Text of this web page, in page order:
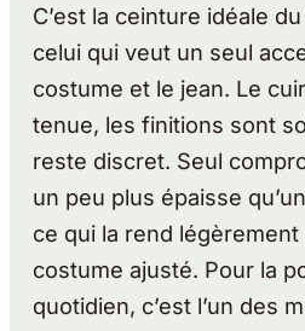
C’est la ceinture idéale
celui qui veut un seul
costume et le jean. Le
tenue, les finitions sont
reste discret. Seul
un peu plus épaisse
ce qui la rend
costume ajusté. Pour la
quotidien, c’est l’un des